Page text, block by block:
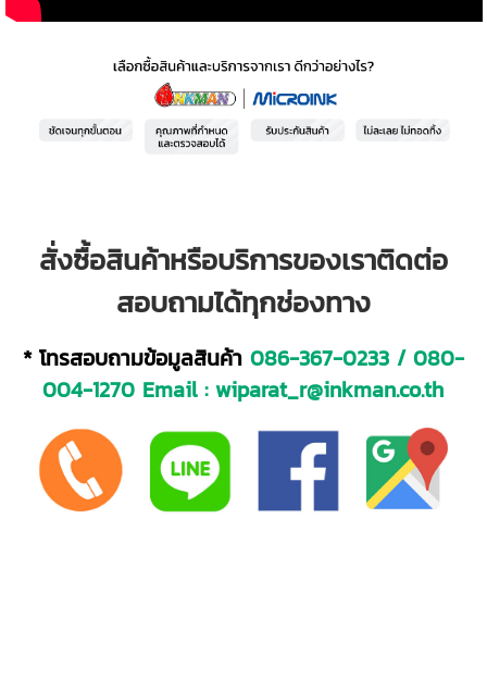
สั่งซื้อสินค้าหรือบริการของเราติดต่อ
สอบถามได้ทุกช่องทาง
* โทรสอบถามข้อมูลสินค้า 086-367-0233/ 080-
004-1270 Email :wiparat_r@inkman.co.th